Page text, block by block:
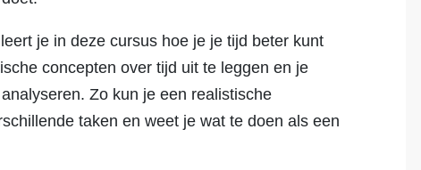
je in deze cursus hoe je je tijd beter kunt
concepten over tijd uit te leggen en je
Zo kun je een realistische
taken en weet je wat te doen als een